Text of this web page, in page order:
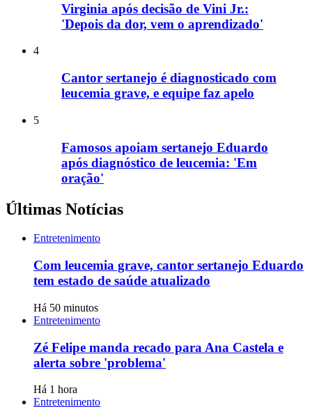
Virginia após decisão de Vini Jr.:
'Depois da dor, vem o aprendizado'
4
Cantor sertanejo é diagnosticado com
leucemia grave, e equipe faz apelo
5
Famosos apoiam sertanejo Eduardo
após diagnóstico de leucemia: 'Em
oração'
Últimas Notícias
Entretenimento
Com leucemia grave, cantor sertanejo Eduardo
tem estado de saúde atualizado
Há 50 minutos
Entretenimento
Zé Felipe manda recado para Ana Castela e
alerta sobre 'problema'
Há 1 hora
Entretenimento